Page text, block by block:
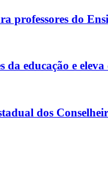
professores do
educação e
dos